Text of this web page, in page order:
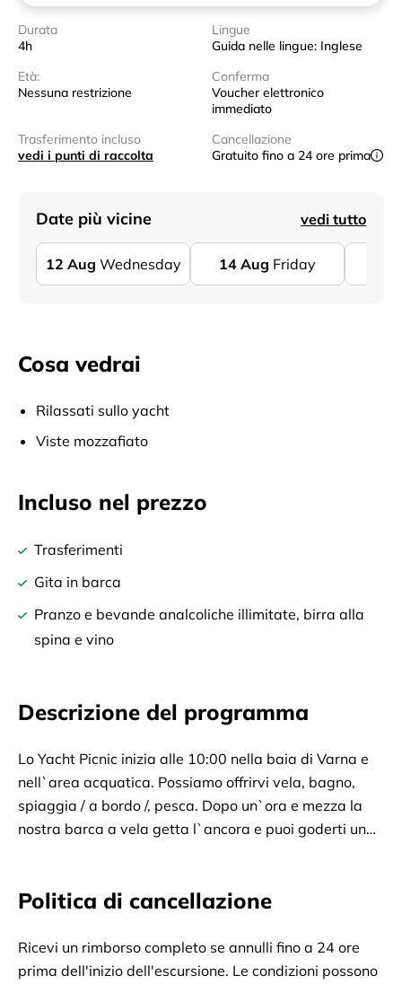
Durata
4h
Lingue
Guida nelle lingue: Inglese
Età:
Nessuna restrizione
Conferma
Voucher elettronico
immediato
Trasferimento incluso
vedi i punti di raccolta
Cancellazione
Gratuito fino a 24 ore prima
Date più vicine vedi tutto
12 Aug Wednesday 14 Aug Friday
Cosa vedrai
Rilassati sullo yacht
Viste mozzafiato
Incluso nel prezzo
Trasferimenti
Gita in barca
Pranzo e bevande analcoliche illimitate, birra alla
spina e vino
Descrizione del programma
Lo Yacht Picnic inizia alle 10:00 nella baia di Varna e
nell`area acquatica. Possiamo offrirvi vela, bagno,
spiaggia / a bordo /, pesca. Dopo un`ora e mezza la
nostra barca a vela getta l`ancora e puoi goderti un
illimitate, birra, vino, cocktail. Dopo un buon pranzo,
Politica di cancellazione
Ricevi un rimborso completo se annulli fino a 24 ore
prima dell'inizio dell'escursione. Le condizioni possono